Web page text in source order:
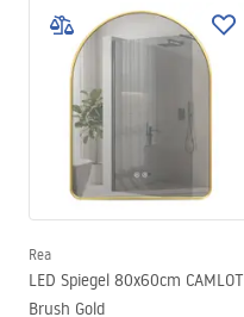
Rea
LED Spiegel 80x60cm CAMLOT
Brush Gold